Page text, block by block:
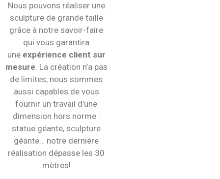
Nous pouvons réaliser une
sculpture de grande taille
grâce à notre savoir-faire
qui vous garantira
une expérience client sur
mesure. La création n’a pas
de limites, nous sommes
aussi capables de vous
fournir un travail d’une
dimension hors norme :
statue géante, sculpture
géante… notre dernière
réalisation dépasse les 30
mètres!